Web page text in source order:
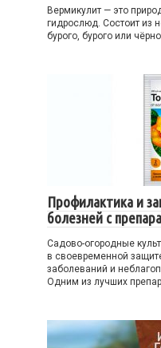
Вермикулит — это
гидрослюд. Состоит из
бурого, бурого или
Профилактика и
болезней с
Садово-огородные
в своевременной
заболеваний и
Одним из лучших